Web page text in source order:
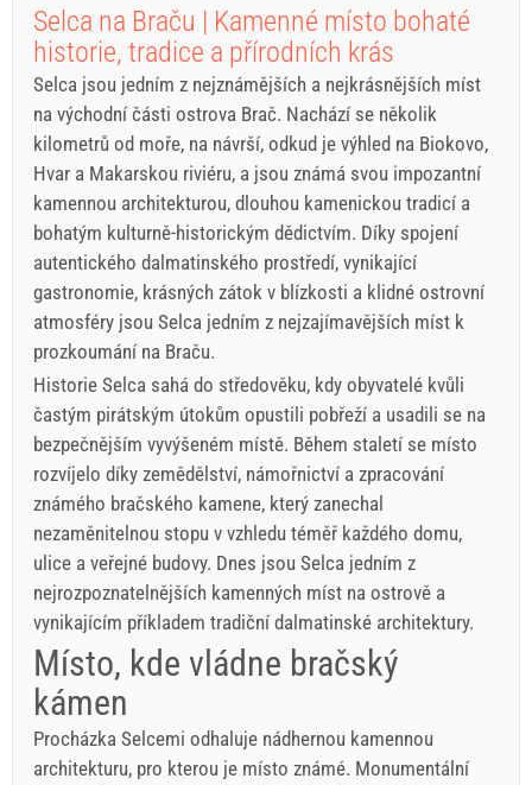
Selca na Braču | Kamenné místo bohaté
historie, tradice a přírodních krás
Selca jsou jedním z nejznámějších a nejkrásnějších míst
na východní části ostrova Brač. Nachází se několik
kilometrů od moře, na návrší, odkud je výhled na Biokovo,
Hvar a Makarskou riviéru, a jsou známá svou impozantní
kamennou architekturou, dlouhou kamenickou tradicí a
bohatým kulturně-historickým dědictvím. Díky spojení
autentického dalmatinského prostředí, vynikající
gastronomie, krásných zátok v blízkosti a klidné ostrovní
atmosféry jsou Selca jedním z nejzajímavějších míst k
prozkoumání na Braču.
Historie Selca sahá do středověku, kdy obyvatelé kvůli
častým pirátským útokům opustili pobřeží a usadili se na
bezpečnějším vyvýšeném místě. Během staletí se místo
rozvíjelo díky zemědělství, námořnictví a zpracování
známého bračského kamene, který zanechal
nezaměnitelnou stopu v vzhledu téměř každého domu,
ulice a veřejné budovy. Dnes jsou Selca jedním z
nejrozpoznatelnějších kamenných míst na ostrově a
vynikajícím příkladem tradiční dalmatinské architektury.
Místo, kde vládne bračský
kámen
Procházka Selcemi odhaluje nádhernou kamennou
architekturu, pro kterou je místo známé. Monumentální